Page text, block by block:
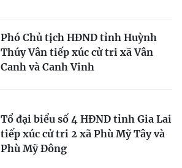
Phó Chủ tịch HĐND tỉnh Huỳnh
Thúy Vân tiếp xúc cử tri xã Vân
Canh và Canh Vinh
Tổ đại biểu số 4 HĐND tỉnh Gia Lai
tiếp xúc cử tri 2 xã Phù Mỹ Tây và
Phù Mỹ Đông